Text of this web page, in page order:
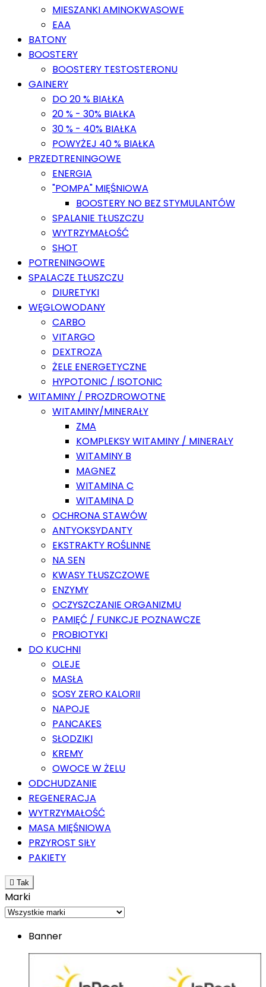
MIESZANKI AMINOKWASOWE
EAA
BATONY
BOOSTERY
BOOSTERY TESTOSTERONU
GAINERY
DO 20 % BIAŁKA
20 % - 30% BIAŁKA
30 % - 40% BIAŁKA
POWYŻEJ 40 % BIAŁKA
PRZEDTRENINGOWE
ENERGIA
"POMPA" MIĘŚNIOWA
BOOSTERY NO BEZ STYMULANTÓW
SPALANIE TŁUSZCZU
WYTRZYMAŁOŚĆ
SHOT
POTRENINGOWE
SPALACZE TŁUSZCZU
DIURETYKI
WĘGLOWODANY
CARBO
VITARGO
DEXTROZA
ŻELE ENERGETYCZNE
HYPOTONIC / ISOTONIC
WITAMINY / PROZDROWOTNE
WITAMINY/MINERAŁY
ZMA
KOMPLEKSY WITAMINY / MINERAŁY
WITAMINY B
MAGNEZ
WITAMINA C
WITAMINA D
OCHRONA STAWÓW
ANTYOKSYDANTY
EKSTRAKTY ROŚLINNE
NA SEN
KWASY TŁUSZCZOWE
ENZYMY
OCZYSZCZANIE ORGANIZMU
PAMIĘĆ / FUNKCJE POZNAWCZE
PROBIOTYKI
DO KUCHNI
OLEJE
MASŁA
SOSY ZERO KALORII
NAPOJE
PANCAKES
SŁODZIKI
KREMY
OWOCE W ŻELU
ODCHUDZANIE
REGENERACJA
WYTRZYMAŁOŚĆ
MASA MIĘŚNIOWA
PRZYROST SIŁY
PAKIETY
 Tak
Marki
Banner